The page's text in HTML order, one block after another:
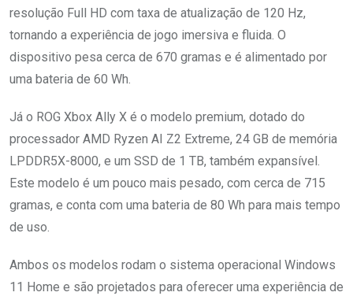
resolução Full HD com taxa de atualização de 120 Hz,
tornando a experiência de jogo imersiva e fluida. O
dispositivo pesa cerca de 670 gramas e é alimentado por
uma bateria de 60 Wh.
Já o ROG Xbox Ally X é o modelo premium, dotado do
processador AMD Ryzen AI Z2 Extreme, 24 GB de memória
LPDDR5X-8000, e um SSD de 1 TB, também expansível.
Este modelo é um pouco mais pesado, com cerca de 715
gramas, e conta com uma bateria de 80 Wh para mais tempo
de uso.
Ambos os modelos rodam o sistema operacional Windows
11 Home e são projetados para oferecer uma experiência de